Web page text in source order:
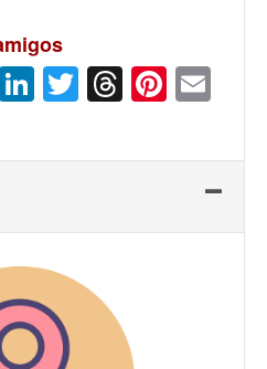
X LinkedIn
Twitter
Threads